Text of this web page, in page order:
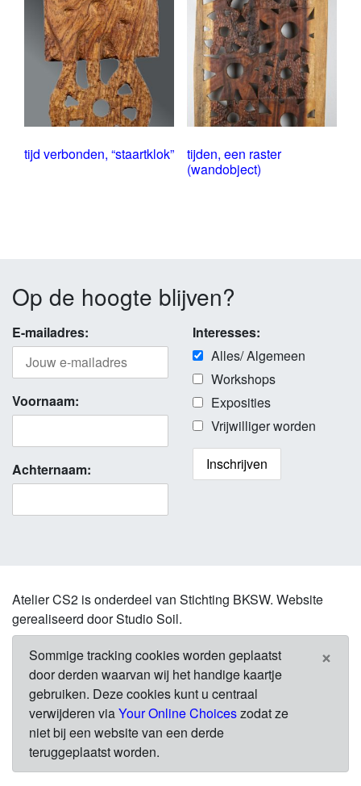
tijd verbonden, “staartklok”
tijden, een raster
(wandobject)
Op de hoogte blijven?
E-mailadres:
Voornaam:
Achternaam:
Interesses:
Alles/ Algemeen
Workshops
Exposities
Vrijwilliger worden
Atelier CS2 is onderdeel van Stichting BKSW. Website
gerealiseerd door Studio Soil.
Sommige tracking cookies worden geplaatst
door derden waarvan wij het handige kaartje
gebruiken. Deze cookies kunt u centraal
verwijderen viaYour Online Choiceszodat ze
niet bij een website van een derde
teruggeplaatst worden.
×